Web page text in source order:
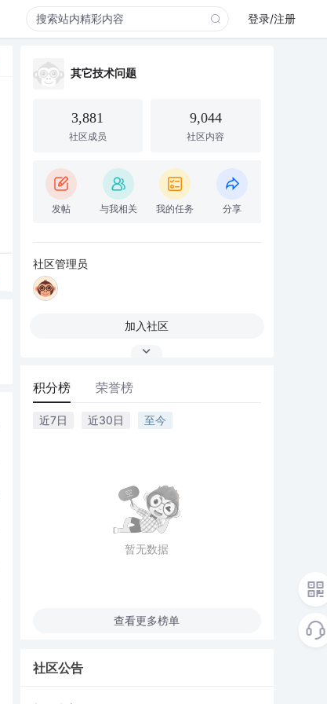
登录/注册
其它技术问题
3,881
社区成员
9,044
社区内容
发帖 与我相关 我的任务 分享
社区管理员
加入社区
积分榜 荣誉榜
近7日 近30日 至今
暂无数据
查看更多榜单
社区公告